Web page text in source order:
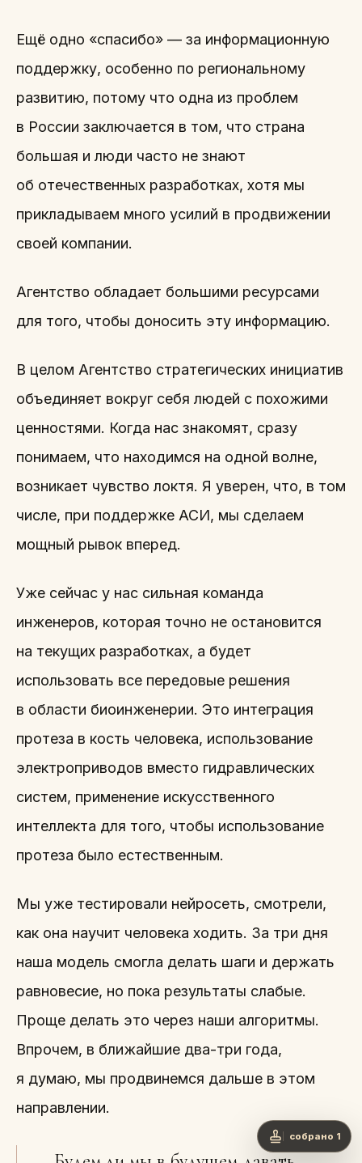
Ещё одно «спасибо» — за информационную
поддержку, особенно по региональному
развитию, потому что одна из проблем
в России заключается в том, что страна
большая и люди часто не знают
об отечественных разработках, хотя мы
прикладываем много усилий в продвижении
своей компании.
Агентство обладает большими ресурсами
для того, чтобы доносить эту информацию.
В целом Агентство стратегических инициатив
объединяет вокруг себя людей с похожими
ценностями. Когда нас знакомят, сразу
понимаем, что находимся на одной волне,
возникает чувство локтя. Я уверен, что, в том
числе, при поддержке АСИ, мы сделаем
мощный рывок вперед.
Уже сейчас у нас сильная команда
инженеров, которая точно не остановится
на текущих разработках, а будет
использовать все передовые решения
в области биоинженерии. Это интеграция
протеза в кость человека, использование
электроприводов вместо гидравлических
систем, применение искусственного
интеллекта для того, чтобы использование
протеза было естественным.
Мы уже тестировали нейросеть, смотрели,
как она научит человека ходить. За три дня
наша модель смогла делать шаги и держать
равновесие, но пока результаты слабые.
Проще делать это через наши алгоритмы.
Впрочем, в ближайшие два-три года,
я думаю, мы продвинемся дальше в этом
направлении.
собрано 1